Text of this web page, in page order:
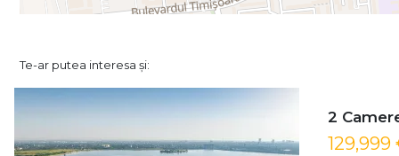
Te-ar putea interesa și:
2
129,999